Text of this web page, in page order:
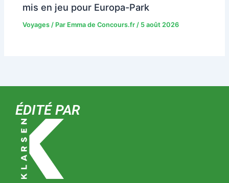
mis en jeu pour Europa-Park
Voyages / Par Emma de Concours.fr/ 5 août 2026
ÉDITÉ PAR